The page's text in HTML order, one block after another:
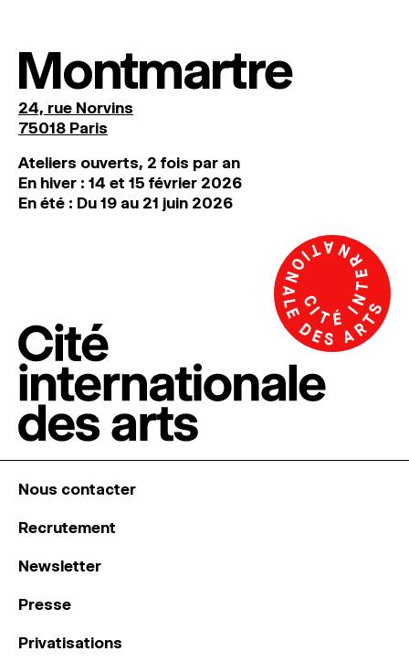
Montmartre
24, rue Norvins
75018 Paris
Ateliers ouverts, 2 fois par an
En hiver : 14 et 15 février 2026
En été : Du 19 au 21 juin 2026
Nous contacter
Recrutement
Newsletter
Presse
Privatisations